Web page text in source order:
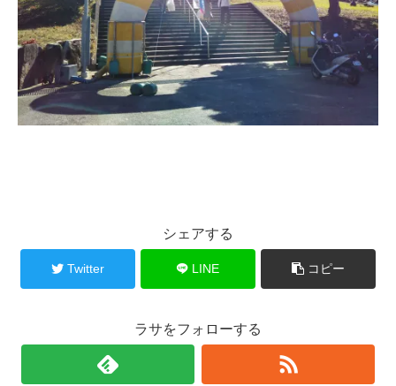
シェアする
Twitter LINE コピー
ラサをフォローする